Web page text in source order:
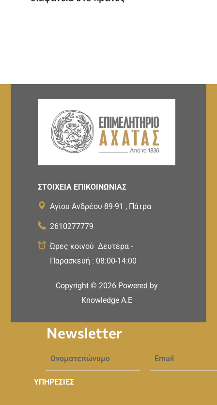
ΣΤΟΙΧΕΙΑ ΕΠΙΚΟΙΝΩΝΙΑΣ
Αγίου Ανδρέου 89-91 , Πάτρα
2610277779
Ώρες κοινού Δευτέρα -
Παρασκευή : 08:00-14:00
Copyright © 2026 Powered by
Knowledge A.E
Newsletter
ΥΠΗΡΕΣΙΕΣ